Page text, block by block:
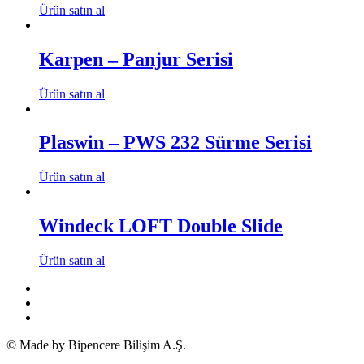
Ürün satın al
Karpen – Panjur Serisi
Ürün satın al
Plaswin – PWS 232 Sürme Serisi
Ürün satın al
Windeck LOFT Double Slide
Ürün satın al
© Made by Bipencere Bilişim A.Ş.